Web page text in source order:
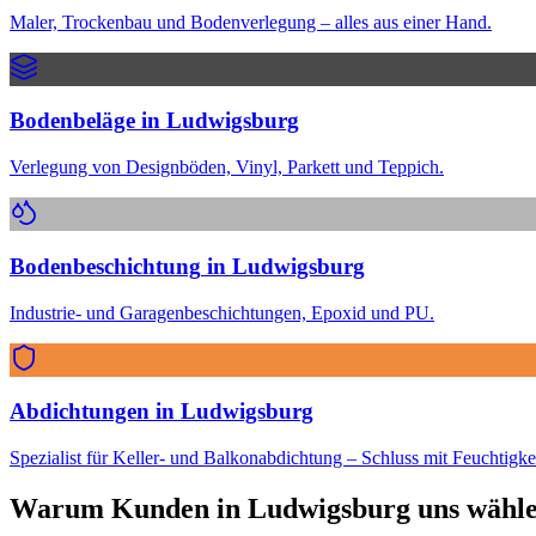
Maler, Trockenbau und Bodenverlegung – alles aus einer Hand.
Bodenbeläge in Ludwigsburg
Verlegung von Designböden, Vinyl, Parkett und Teppich.
Bodenbeschichtung in Ludwigsburg
Industrie- und Garagenbeschichtungen, Epoxid und PU.
Abdichtungen in Ludwigsburg
Spezialist für Keller- und Balkonabdichtung – Schluss mit
Warum Kunden in Ludwigsburg uns